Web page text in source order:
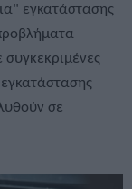
εγκατάστασης
σε